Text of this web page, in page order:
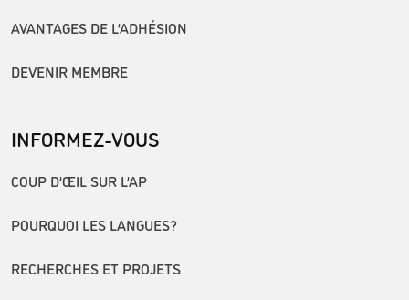
AVANTAGES DE L’ADHÉSION
DEVENIR MEMBRE
INFORMEZ-VOUS
COUP D’ŒIL SUR L’AP
POURQUOI LES LANGUES?
RECHERCHES ET PROJETS